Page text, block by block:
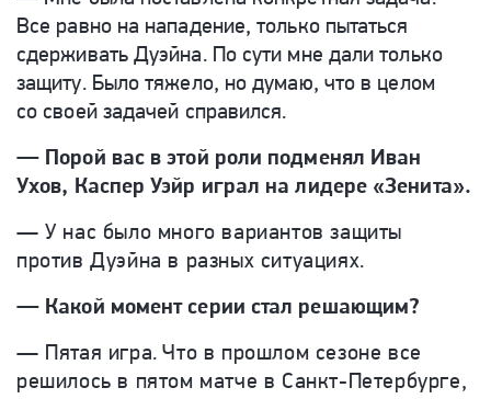
Все равно на нападение, только пытаться
сдерживать Дуэйна. По сути мне дали только
защиту. Было тяжело, но думаю, что в целом
со своей задачей справился.
— Порой вас в этой роли подменял Иван
Ухов, Каспер Уэйр играл на лидере «Зенита».
— У нас было много вариантов защиты
против Дуэйна в разных ситуациях.
— Какой момент серии стал решающим?
— Пятая игра. Что в прошлом сезоне все
решилось в пятом матче в Санкт-Петербурге,